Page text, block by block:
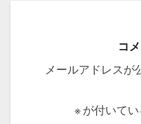
コ
メールアドレスが
※ が付いて